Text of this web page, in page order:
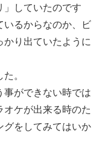
ショップ
」していたのです
いるからなのか、ビ
かり出ていたように
。
ができない時では
ケが出来る時のた
グをしてみてはいか